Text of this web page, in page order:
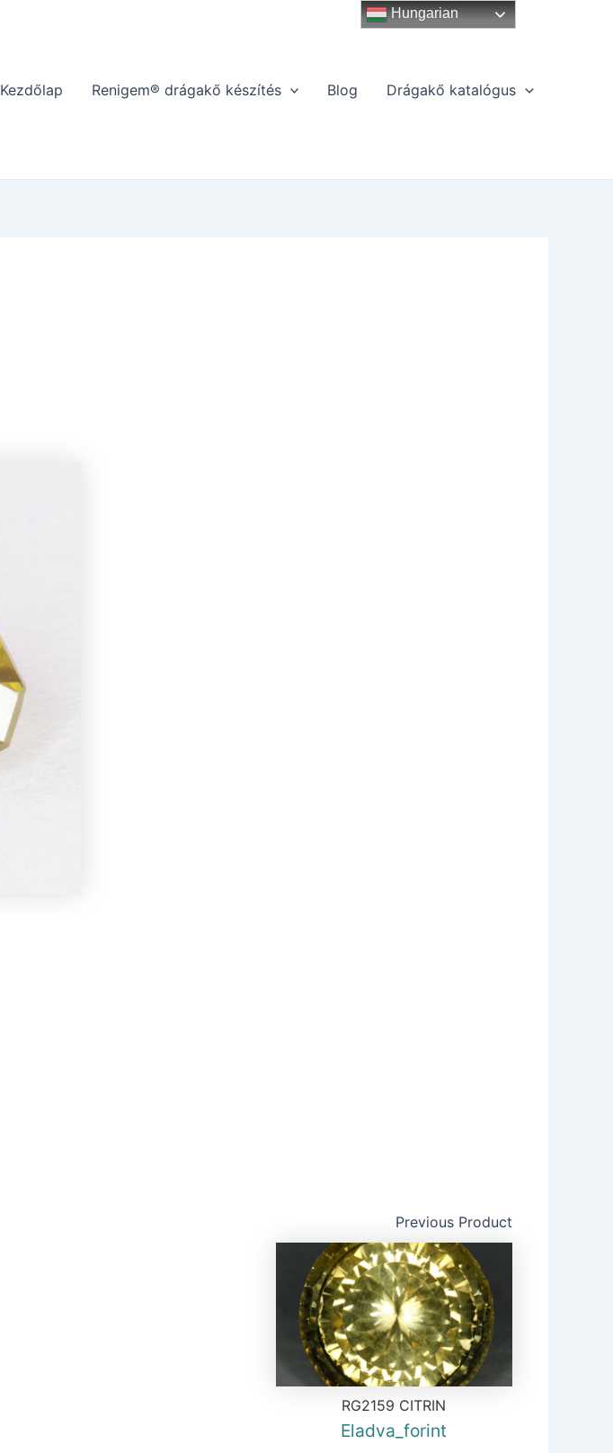
Kezdőlap Renigem® drágakő készítés Blog Drágakő katalógus
Previous Product
RG2159 CITRIN
Eladva_forint
Hungarian